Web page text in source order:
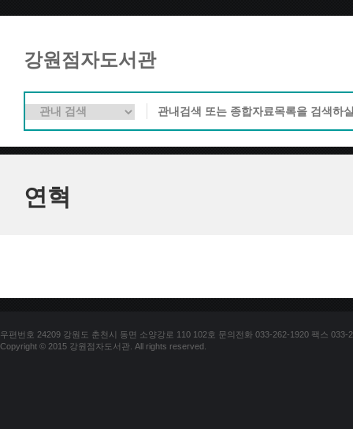
강원점자도서관
연혁
우편번호 24209 강원도 춘천시 동면 소양강로 110 102호 문의전화 033-262-1920 팩스 033-
Copyright © 2015 강원점자도서관. All rights reserved.